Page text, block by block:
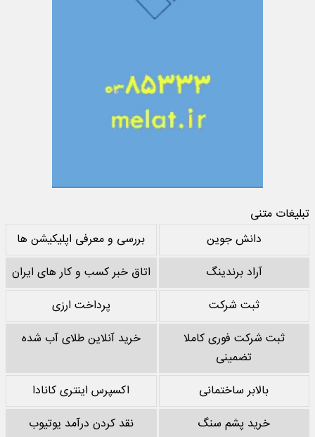
تبلیغات متنی
دانش جوین
بررسی و معرفی اپلیکیشن ها
آراد برندینگ
اتاق خبر کسب و کار های ایران
ثبت شرکت
پرداخت ارزی
ثبت شرکت فوری کاملا
تضمینی
خرید آنلاین طلای آب شده
بالابر ساختمانی
اکسپرس اینتری کانادا
خرید پشم سنگ
نقد کردن درآمد یوتیوب